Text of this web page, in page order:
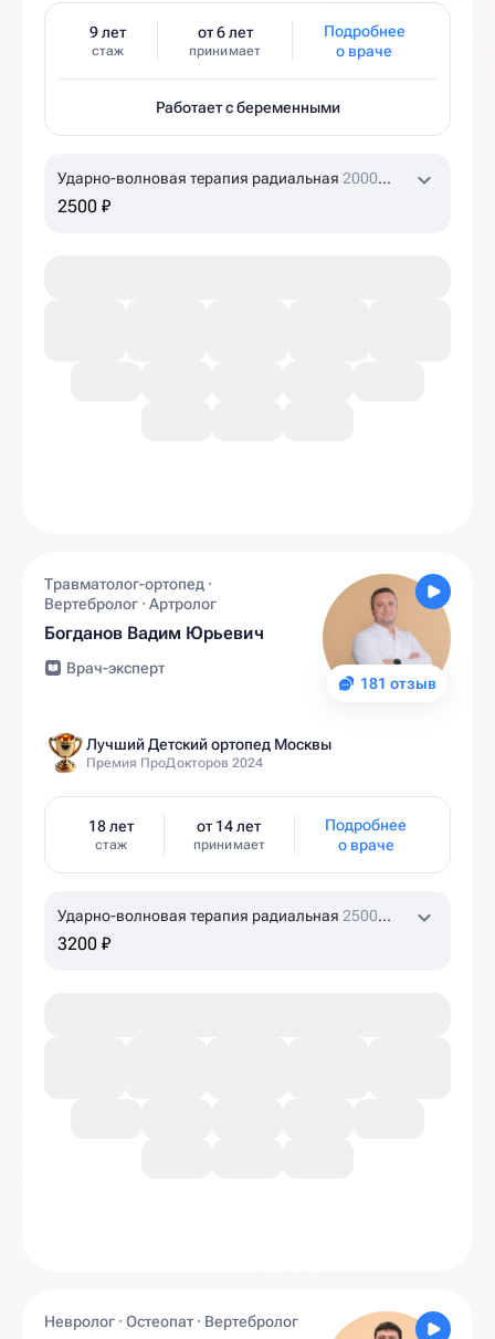
9 лет
стаж
от 6 лет
принимает
Подробнее
о враче
Работает с беременными
Ударно-волновая терапия радиальная 2000
ударов
2500 ₽
181 отзыв
Травматолог-ортопед ·
Вертебролог · Артролог
Богданов Вадим Юрьевич
Врач-эксперт
Лучший Детский ортопед Москвы
Премия ПроДокторов 2024
18 лет
стаж
от 14 лет
принимает
Подробнее
о враче
Ударно-волновая терапия радиальная 2500
ударов
3200 ₽
Невролог · Остеопат · Вертебролог